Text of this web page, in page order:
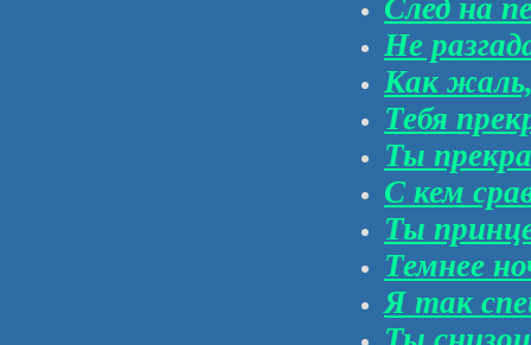
След на
Не
Как
Тебя
Ты
С кем
Ты
Темнее
Я так